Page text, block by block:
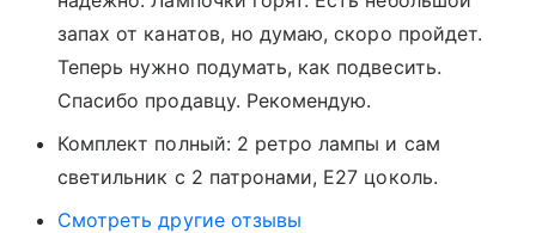
запах от канатов, но думаю, скоро пройдет.
Теперь нужно подумать, как подвесить.
Спасибо продавцу. Рекомендую.
Комплект полный: 2 ретро лампы и сам
светильник с 2 патронами, Е27 цоколь.
Смотреть другие отзывы